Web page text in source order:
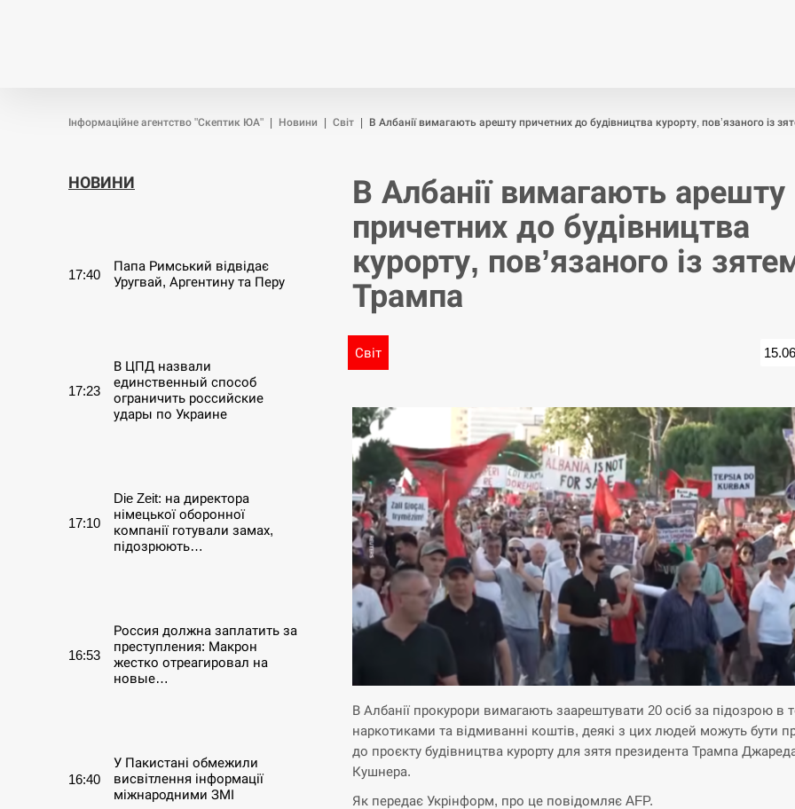
Інформаційне агентство "Скептик ЮА" Новини Світ В Албанії вимагають арешту причетних до будівництва курорту, пов’язаного із
НОВИНИ
17:40
Папа Римський відвідає
Уругвай, Аргентину та Перу
17:23
В ЦПД назвали
единственный способ
ограничить российские
удары по Украине
17:10
Die Zeit: на директора
німецької оборонної
компанії готували замах,
підозрюють…
16:53
Россия должна заплатить за
преступления: Макрон
жестко отреагировал на
новые…
16:40
У Пакистані обмежили
висвітлення інформації
міжнародними ЗМІ
В Албанії вимагають арешту
причетних до будівництва
курорту, пов’язаного із
Трампа
Світ
В Албанії прокурори вимагають заарештувати 20 осіб за підозрою в
наркотиками та відмиванні коштів, деякі з цих людей можуть бути
до проєкту будівництва курорту для зятя президента Трампа
Кушнера.
Як передає Укрінформ, про це повідомляє AFP.